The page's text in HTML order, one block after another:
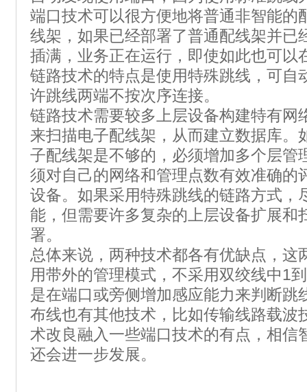
端口技术可以很方便地将普通非智能的
线架，如果已经部署了普通配线架并已
插满，业务正在运行，即使如此也可以
链路技术的特点是使用特殊跳线，可自
许跳线两端不按次序连接。
链路技术需要较多上层设备构建特有网
来扫描电子配线架，从而建立数据库。
子配线架是不够的，必须增加多个层管
须对自己的网络和管理点数有效准确的
设备。如果采用特殊跳线的链路方式，
能，但需要许多复杂的上层设备扩展和
署。
总体来说，两种技术都各有优缺点，这
用带外的管理模式，不采用双绞线中1
是在端口或旁侧增加感应能力来判断跳
布线也有其他技术，比如传输线路载波
术改良融入一些端口技术的有点，相信
还会进一步发展。